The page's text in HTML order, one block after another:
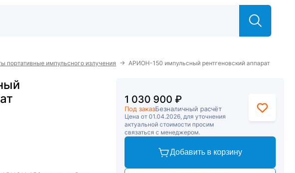
портативные импульсного излучения → АРИОН-150 импульсный рентгеновский аппарат
1 030 900 ₽
Под заказБезналичный расчёт
Цена от 01.04.2026, для уточнения
актуальной стоимости просим
связаться с менеджером.
Добавить в корзину